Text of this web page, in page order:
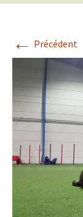
← Précédent